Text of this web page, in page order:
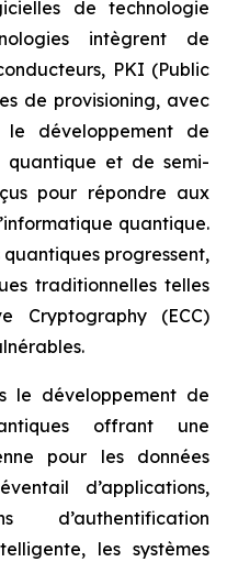
de technologie
intègrent de
PKI (Public
de provisioning, avec
développement de
quantique et de semi-
pour répondre aux
quantique.
progressent,
traditionnelles telles
Cryptography (ECC)
le développement de
offrant une
pour les données
d’applications,
les systèmes